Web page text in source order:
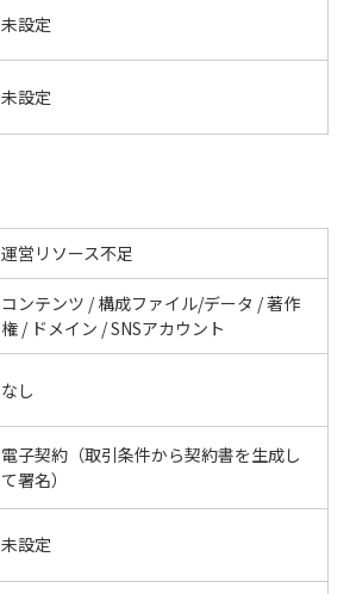
未設定
未設定
運営リソース不足
コンテンツ / 構成ファイル/データ / 著作
権 / ドメイン / SNSアカウント
なし
電子契約（取引条件から契約書を生成し
て署名）
未設定